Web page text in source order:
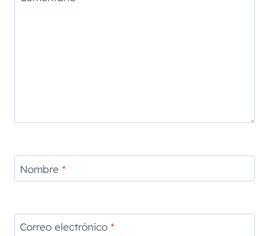
Nombre *
Correo electrónico *